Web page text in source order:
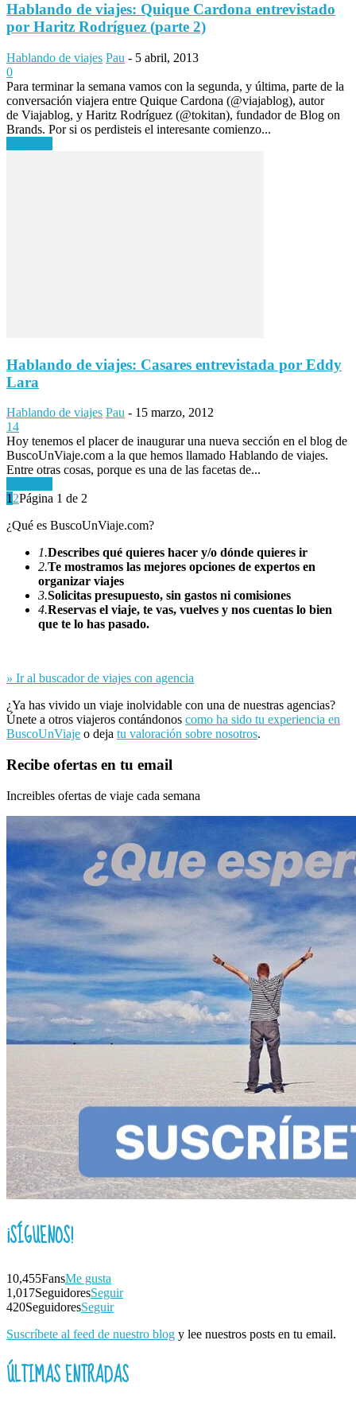
Hablando de viajes: Quique Cardona entrevistado
por Haritz Rodríguez (parte 2)
Hablando de viajes Pau - 5 abril, 2013
0
Para terminar la semana vamos con la segunda, y última, parte de la
conversación viajera entre Quique Cardona (@viajablog), autor
de Viajablog, y Haritz Rodríguez (@tokitan), fundador de Blog on
Brands. Por si os perdisteis el interesante comienzo...
Hablando de viajes: Casares entrevistada por Eddy
Lara
Hablando de viajes Pau - 15 marzo, 2012
14
Hoy tenemos el placer de inaugurar una nueva sección en el blog de
BuscoUnViaje.com a la que hemos llamado Hablando de viajes.
Entre otras cosas, porque es una de las facetas de...
1 2Página 1 de 2
¿Qué es BuscoUnViaje.com?
1.Describes qué quieres hacer y/o dónde quieres ir
2.Te mostramos las mejores opciones de expertos en
organizar viajes
3.Solicitas presupuesto, sin gastos ni comisiones
4.Reservas el viaje, te vas, vuelves y nos cuentas lo bien
que te lo has pasado.
» Ir al buscador de viajes con agencia
¿Ya has vivido un viaje inolvidable con una de nuestras agencias?
Únete a otros viajeros contándonos como ha sido tu experiencia en
BuscoUnViaje o deja tu valoración sobre nosotros.
Recibe ofertas en tu email
Increibles ofertas de viaje cada semana
¡SÍGUENOS!
10,455FansMe gusta
1,017SeguidoresSeguir
420SeguidoresSeguir
Suscríbete al feed de nuestro blog y lee nuestros posts en tu email.
ÚLTIMAS ENTRADAS